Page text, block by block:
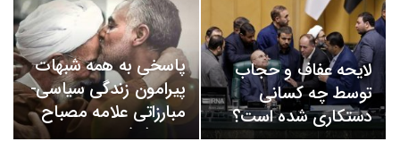
لایحه عفاف و حجاب
توسط چه کسانی
دستکاری شده است؟
پاسخی به همه شبهات
پیرامون زندگی سیاسی-
مبارزاتی علامه مصباح
یزدی(ره)